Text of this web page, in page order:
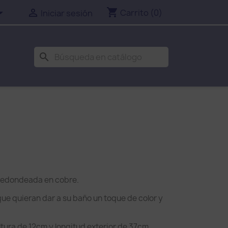
search
en cobre.
quieran dar a su baño un toque de color y